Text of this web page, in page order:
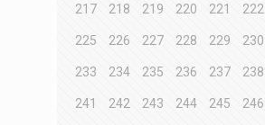
217 218 219 220 221 222
225 226 227 228 229 230
233 234 235 236 237 238
241 242 243 244 245 246